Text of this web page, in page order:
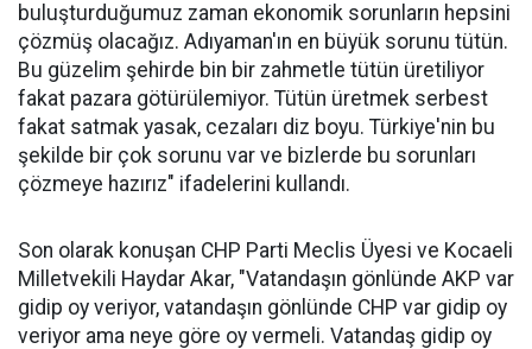
buluşturduğumuz zaman ekonomik sorunların hepsini
çözmüş olacağız. Adıyaman'ın en büyük sorunu tütün.
Bu güzelim şehirde bin bir zahmetle tütün üretiliyor
fakat pazara götürülemiyor. Tütün üretmek serbest
fakat satmak yasak, cezaları diz boyu. Türkiye'nin bu
şekilde bir çok sorunu var ve bizlerde bu sorunları
çözmeye hazırız" ifadelerini kullandı.
Son olarak konuşan CHP Parti Meclis Üyesi ve Kocaeli
Milletvekili Haydar Akar, "Vatandaşın gönlünde AKP var
gidip oy veriyor, vatandaşın gönlünde CHP var gidip oy
veriyor ama neye göre oy vermeli. Vatandaş gidip oy